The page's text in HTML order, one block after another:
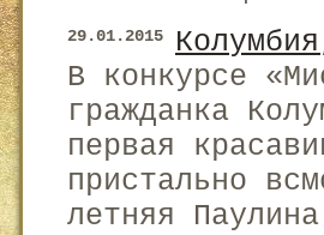
29.01.2015
В конкурсе
гражданка
первая
пристально
летняя